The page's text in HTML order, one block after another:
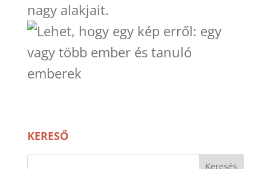
nagy alakjait.
KERESŐ